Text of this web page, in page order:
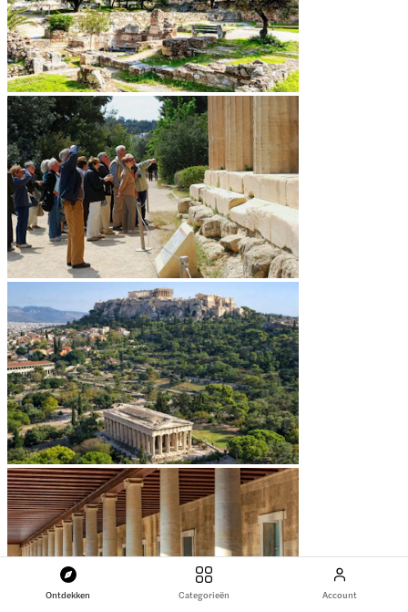
Ontdekken Categorieën Account